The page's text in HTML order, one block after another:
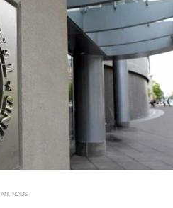
ANUNCIOS